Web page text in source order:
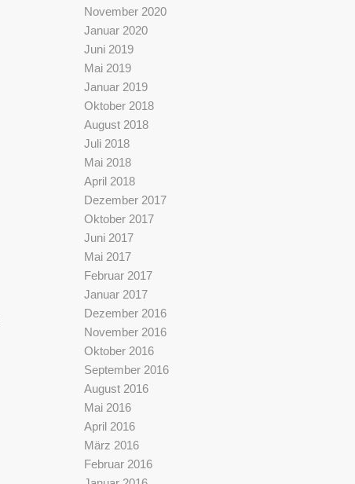
November 2020
Januar 2020
Juni 2019
Mai 2019
Januar 2019
Oktober 2018
August 2018
Juli 2018
Mai 2018
April 2018
Dezember 2017
Oktober 2017
Juni 2017
Mai 2017
Februar 2017
Januar 2017
Dezember 2016
November 2016
Oktober 2016
September 2016
August 2016
Mai 2016
April 2016
März 2016
Februar 2016